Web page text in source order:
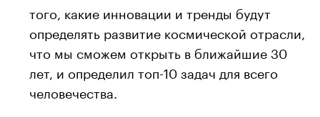
того, какие инновации и тренды будут
определять развитие космической отрасли,
что мы сможем открыть в ближайшие 30
лет, и определил топ-10 задач для всего
человечества.